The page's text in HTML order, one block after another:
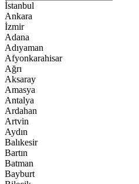
İstanbul
Ankara
İzmir
Adana
Adıyaman
Afyonkarahisar
Ağrı
Aksaray
Amasya
Antalya
Ardahan
Artvin
Aydın
Balıkesir
Bartın
Batman
Bayburt